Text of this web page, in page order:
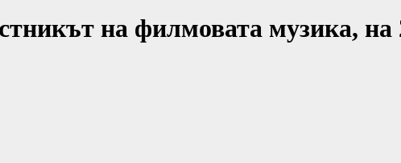
на филмовата музика,